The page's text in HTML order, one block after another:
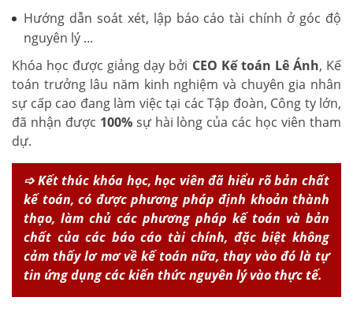
Hướng dẫn soát xét, lập báo cáo tài chính ở góc độ
nguyên lý ...
Khóa học được giảng dạy bởi CEO Kế toán Lê Ánh, Kế
toán trưởng lâu năm kinh nghiệm và chuyên gia nhân
sự cấp cao đang làm việc tại các Tập đoàn, Công ty lớn,
đã nhận được 100%sự hài lòng của các học viên tham
dự.
➩ Kết thúc khóa học, học viên đã hiểu rõ bản chất
kế toán, có được phương pháp định khoản thành
thạo, làm chủ các phương pháp kế toán và bản
chất của các báo cáo tài chính, đặc biệt không
cảm thấy lơ mơ về kế toán nữa, thay vào đó là tự
tin ứng dụng các kiến thức nguyên lý vào thực tế.